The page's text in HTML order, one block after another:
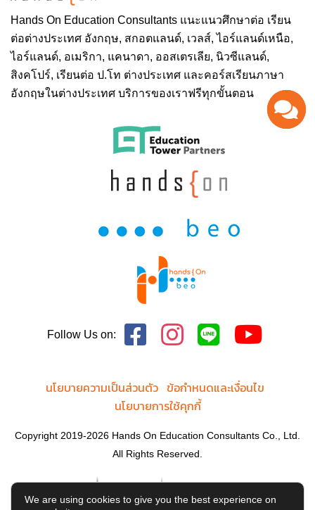
Hands On Education Consultants แนะแนวศึกษาต่อ เรียน
ต่อต่างประเทศ อังกฤษ, สกอตแลนด์, เวลส์, ไอร์แลนด์เหนือ,
ไอร์แลนด์, อเมริกา, แคนาดา, ออสเตรเลีย, นิวซีแลนด์,
สิงคโปร์, เรียนต่อ ป.โท ต่างประเทศ และคอร์สเรียนภาษา
อังกฤษในต่างประเทศ บริการของเราฟรีทุกขั้นตอน
Follow Us on:
นโยบายความเป็นส่วนตัว ข้อกำหนดและเงื่อนไข
นโยบายการใช้คุกกี้
Copyright 2019-2026 Hands On Education Consultants Co., Ltd.
All Rights Reserved.
We are using cookies to give you the best experience on